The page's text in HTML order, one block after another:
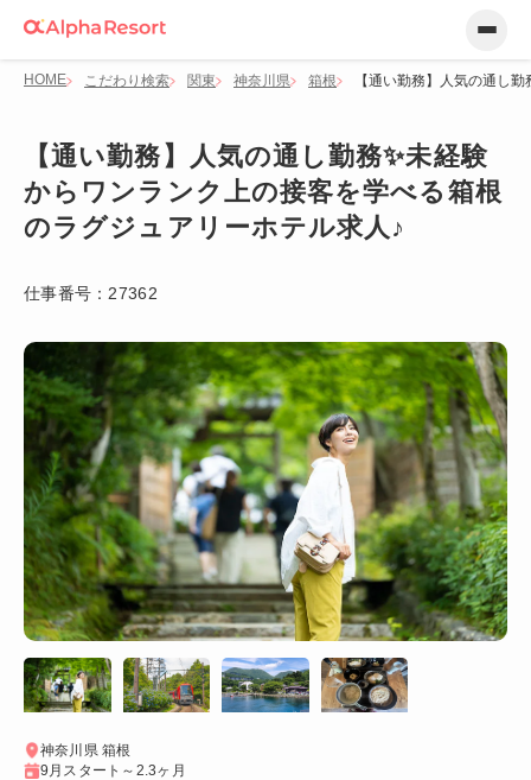
HOME こだわり検索 関東 神奈川県 箱根 【通い勤務】人気の通し
【通い勤務】人気の通し勤務✨未経験
からワンランク上の接客を学べる箱根
のラグジュアリーホテル求人♪
仕事番号： 27362
神奈川県 箱根
9月スタート～2.3ヶ月